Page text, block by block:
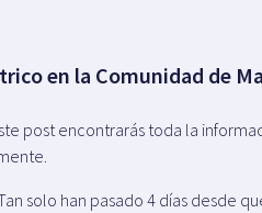
en la Comunidad de
post encontrarás toda la
solo han pasado 4 días desde